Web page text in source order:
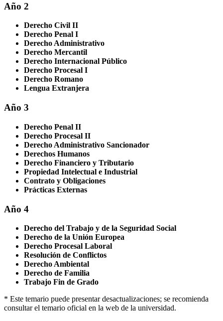
Año 2
Derecho Civil II
Derecho Penal I
Derecho Administrativo
Derecho Mercantil
Derecho Internacional Público
Derecho Procesal I
Derecho Romano
Lengua Extranjera
Año 3
Derecho Penal II
Derecho Procesal II
Derecho Administrativo Sancionador
Derechos Humanos
Derecho Financiero y Tributario
Propiedad Intelectual e Industrial
Contrato y Obligaciones
Prácticas Externas
Año 4
Derecho del Trabajo y de la Seguridad Social
Derecho de la Unión Europea
Derecho Procesal Laboral
Resolución de Conflictos
Derecho Ambiental
Derecho de Familia
Trabajo Fin de Grado
* Este temario puede presentar desactualizaciones; se recomienda
consultar el temario oficial en la web de la universidad.